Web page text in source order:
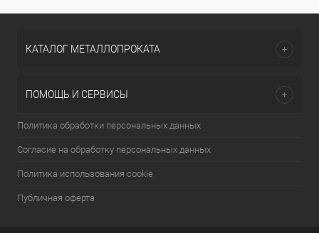
КАТАЛОГ МЕТАЛЛОПРОКАТА
ПОМОЩЬ И СЕРВИСЫ
Политика обработки персональных данных
Согласие на обработку персональных данных
Политика использования cookie
Публичная оферта